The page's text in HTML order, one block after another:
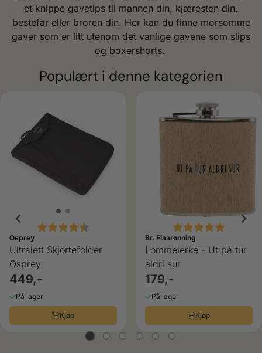
et knippe gavetips til mannen din, kjæresten din,
bestefar eller broren din. Her kan du finne morsomme
gaver som er litt utenom det vanlige gavene som slips
og boxershorts.
Populært i denne kategorien
Karakter:
Osprey
Ultralett Skjortefolder
Osprey
449,-
På lager
Kjøp
Karakter: 5.0 av
Br. Flaarønning
Lommelerke - Ut på tur
aldri sur
179,-
På lager
Kjøp